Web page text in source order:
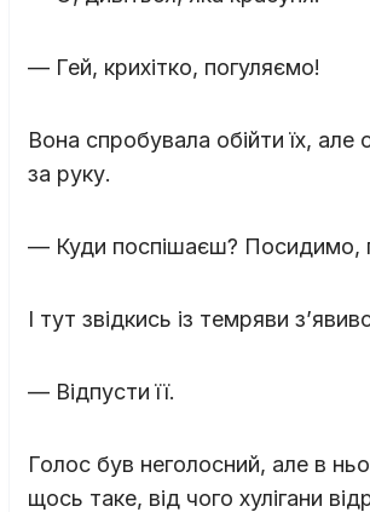
— Гей, крихітко, погуляємо!
Вона спробувала обійти їх, але
за руку.
— Куди поспішаєш? Посидимо,
І тут звідкись із темряви
— Відпусти її.
Голос був неголосний, але в
щось таке, від чого хулігани